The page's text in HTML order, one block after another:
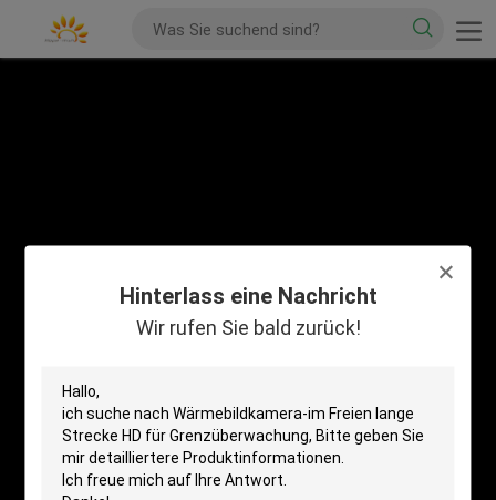
Hinterlass eine Nachricht
Wir rufen Sie bald zurück!